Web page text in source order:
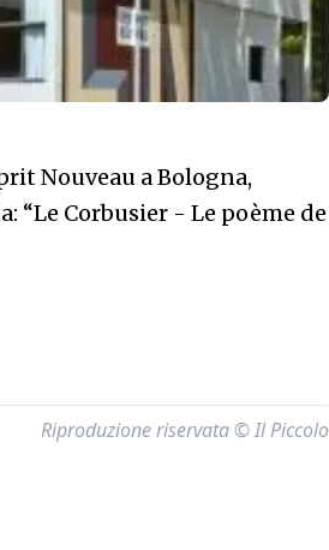
Nouveau a Bologna,
“Le Corbusier - Le poème de
Riproduzione riservata © Il Piccolo